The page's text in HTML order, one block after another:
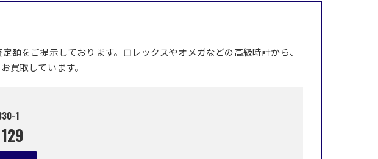
額をご提示しております。ロレックスやオメガなどの高級時計から、
買取しています。
1